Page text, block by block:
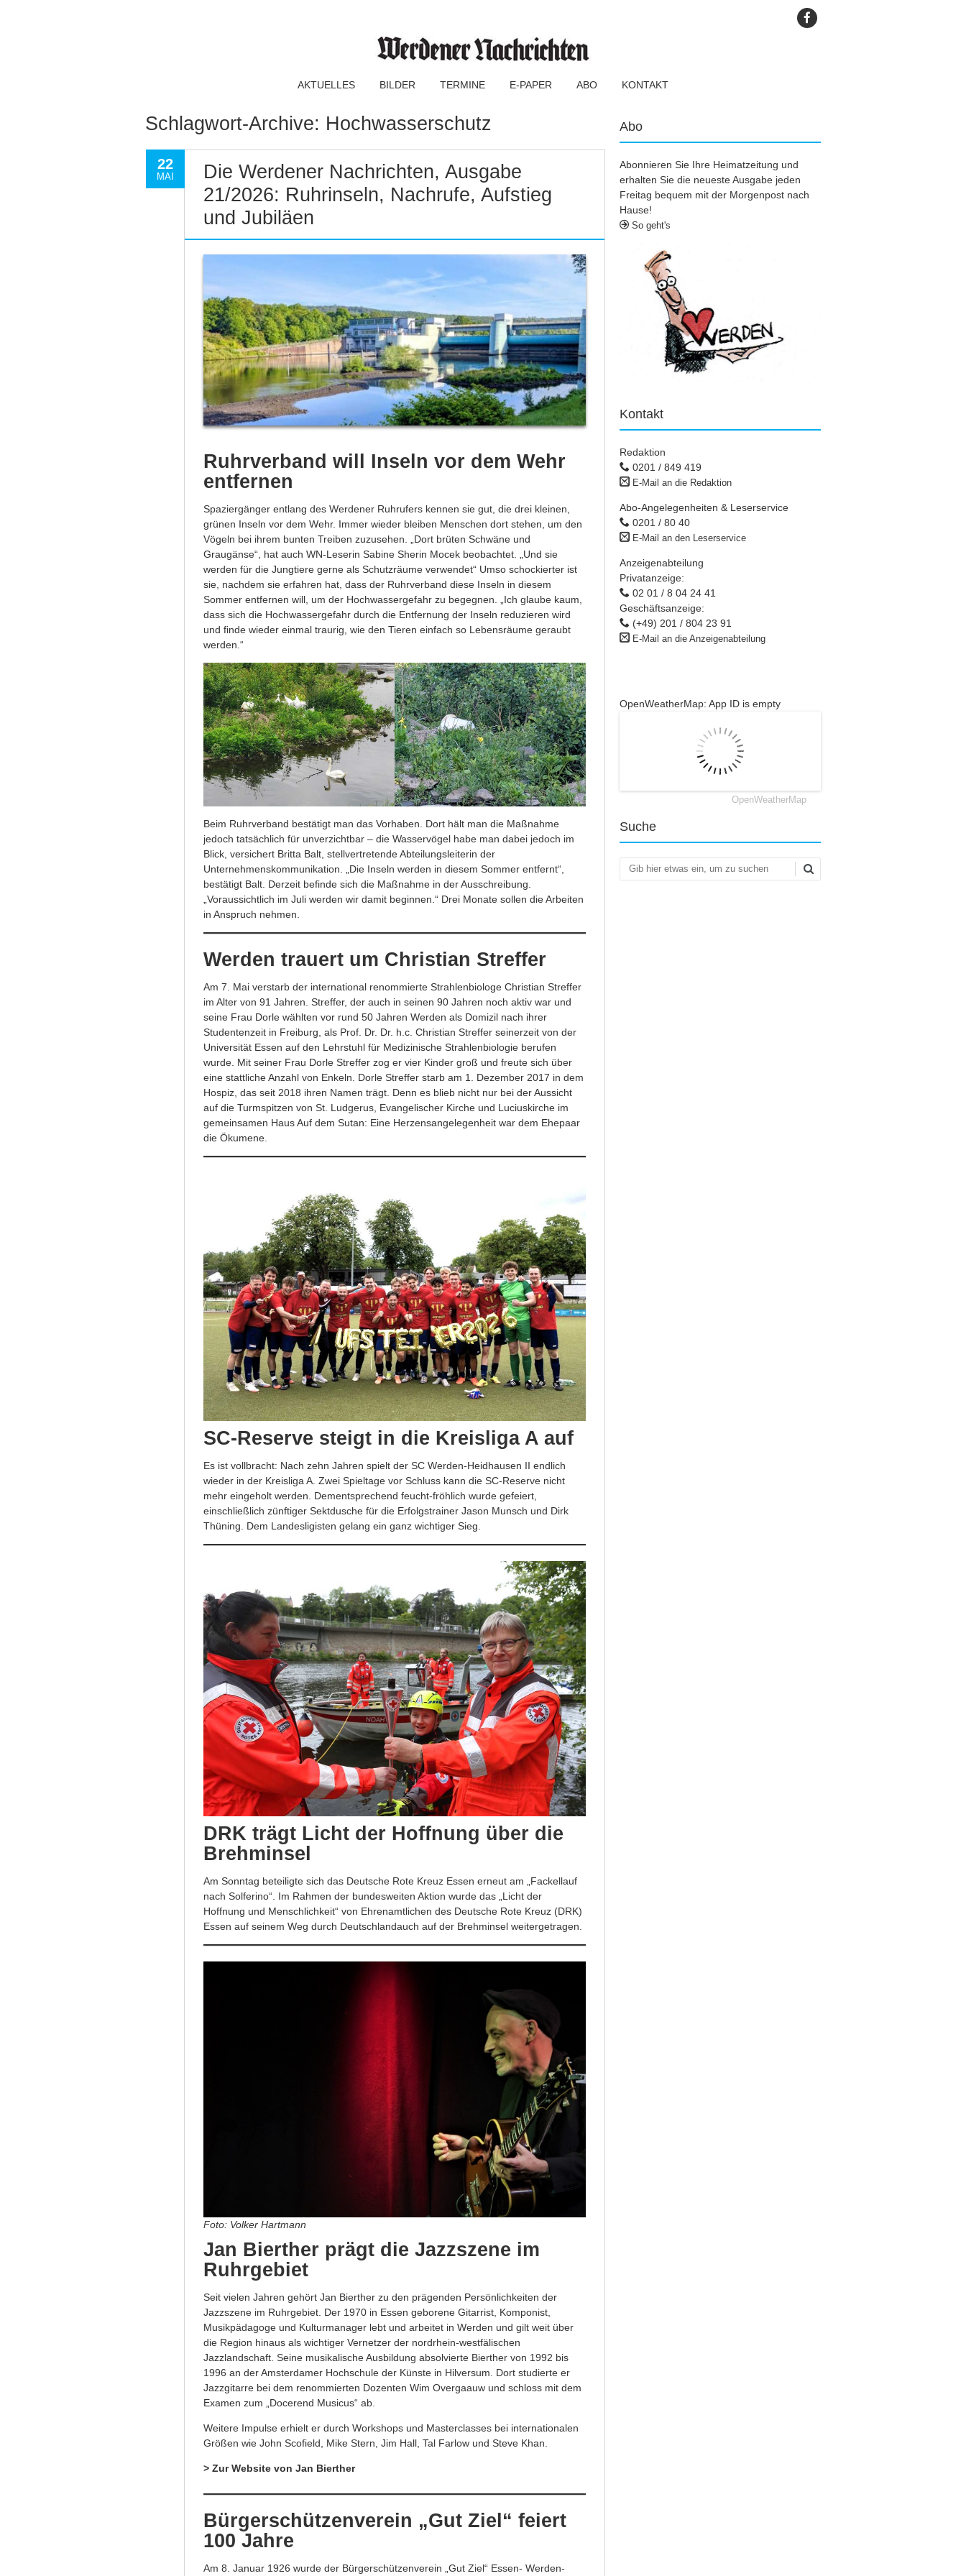
AKTUELLES BILDER TERMINE E-PAPER ABO KONTAKT
Schlagwort-Archive: Hochwasserschutz
22
MAI
Die Werdener Nachrichten, Ausgabe
21/2026: Ruhrinseln, Nachrufe, Aufstieg
und Jubiläen
Ruhrverband will Inseln vor dem Wehr
entfernen
Spaziergänger entlang des Werdener Ruhrufers kennen sie gut, die drei kleinen,
grünen Inseln vor dem Wehr. Immer wieder bleiben Menschen dort stehen, um den
Vögeln bei ihrem bunten Treiben zuzusehen. „Dort brüten Schwäne und
Graugänse“, hat auch WN-Leserin Sabine Sherin Mocek beobachtet. „Und sie
werden für die Jungtiere gerne als Schutzräume verwendet“ Umso schockierter ist
sie, nachdem sie erfahren hat, dass der Ruhrverband diese Inseln in diesem
Sommer entfernen will, um der Hochwassergefahr zu begegnen. „Ich glaube kaum,
dass sich die Hochwassergefahr durch die Entfernung der Inseln reduzieren wird
und finde wieder einmal traurig, wie den Tieren einfach so Lebensräume geraubt
werden.“
Beim Ruhrverband bestätigt man das Vorhaben. Dort hält man die Maßnahme
jedoch tatsächlich für unverzichtbar – die Wasservögel habe man dabei jedoch im
Blick, versichert Britta Balt, stellvertretende Abteilungsleiterin der
Unternehmenskommunikation. „Die Inseln werden in diesem Sommer entfernt“,
bestätigt Balt. Derzeit befinde sich die Maßnahme in der Ausschreibung.
„Voraussichtlich im Juli werden wir damit beginnen.“ Drei Monate sollen die Arbeiten
in Anspruch nehmen.
Werden trauert um Christian Streffer
Am 7. Mai verstarb der international renommierte Strahlenbiologe Christian Streffer
im Alter von 91 Jahren. Streffer, der auch in seinen 90 Jahren noch aktiv war und
seine Frau Dorle wählten vor rund 50 Jahren Werden als Domizil nach ihrer
Studentenzeit in Freiburg, als Prof. Dr. Dr. h.c. Christian Streffer seinerzeit von der
Universität Essen auf den Lehrstuhl für Medizinische Strahlenbiologie berufen
wurde. Mit seiner Frau Dorle Streffer zog er vier Kinder groß und freute sich über
eine stattliche Anzahl von Enkeln. Dorle Streffer starb am 1. Dezember 2017 in dem
Hospiz, das seit 2018 ihren Namen trägt. Denn es blieb nicht nur bei der Aussicht
auf die Turmspitzen von St. Ludgerus, Evangelischer Kirche und Luciuskirche im
gemeinsamen Haus Auf dem Sutan: Eine Herzensangelegenheit war dem Ehepaar
die Ökumene.
SC-Reserve steigt in die Kreisliga A auf
Es ist vollbracht: Nach zehn Jahren spielt der SC Werden-Heidhausen II endlich
wieder in der Kreisliga A. Zwei Spieltage vor Schluss kann die SC-Reserve nicht
mehr eingeholt werden. Dementsprechend feucht-fröhlich wurde gefeiert,
einschließlich zünftiger Sektdusche für die Erfolgstrainer Jason Munsch und Dirk
Thüning. Dem Landesligisten gelang ein ganz wichtiger Sieg.
DRK trägt Licht der Hoffnung über die
Brehminsel
Am Sonntag beteiligte sich das Deutsche Rote Kreuz Essen erneut am „Fackellauf
nach Solferino“. Im Rahmen der bundesweiten Aktion wurde das „Licht der
Hoffnung und Menschlichkeit“ von Ehrenamtlichen des Deutsche Rote Kreuz (DRK)
Essen auf seinem Weg durch Deutschlandauch auf der Brehminsel weitergetragen.
Foto: Volker Hartmann
Jan Bierther prägt die Jazzszene im
Ruhrgebiet
Seit vielen Jahren gehört Jan Bierther zu den prägenden Persönlichkeiten der
Jazzszene im Ruhrgebiet. Der 1970 in Essen geborene Gitarrist, Komponist,
Musikpädagoge und Kulturmanager lebt und arbeitet in Werden und gilt weit über
die Region hinaus als wichtiger Vernetzer der nordrhein-westfälischen
Jazzlandschaft. Seine musikalische Ausbildung absolvierte Bierther von 1992 bis
1996 an der Amsterdamer Hochschule der Künste in Hilversum. Dort studierte er
Jazzgitarre bei dem renommierten Dozenten Wim Overgaauw und schloss mit dem
Examen zum „Docerend Musicus“ ab.
Weitere Impulse erhielt er durch Workshops und Masterclasses bei internationalen
Größen wie John Scofield, Mike Stern, Jim Hall, Tal Farlow und Steve Khan.
> Zur Website von Jan Bierther
Bürgerschützenverein „Gut Ziel“ feiert
100 Jahre
Am 8. Januar 1926 wurde der Bürgerschützenverein „Gut Ziel“ Essen- Werden-
Abo
Abonnieren Sie Ihre Heimatzeitung und
erhalten Sie die neueste Ausgabe jeden
Freitag bequem mit der Morgenpost nach
Hause!
So geht's
Kontakt
Redaktion
0201 / 849 419
E-Mail an die Redaktion
Abo-Angelegenheiten & Leserservice
0201 / 80 40
E-Mail an den Leserservice
Anzeigenabteilung
Privatanzeige:
02 01 / 8 04 24 41
Geschäftsanzeige:
(+49) 201 / 804 23 91
E-Mail an die Anzeigenabteilung
OpenWeatherMap: App ID is empty
OpenWeatherMap
Suche
Suchen